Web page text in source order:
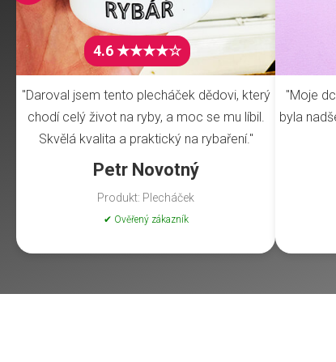
4.6 ★★★★☆
"Daroval jsem tento plecháček dědovi, který
chodí celý život na ryby, a moc se mu líbil.
Skvělá kvalita a praktický na rybaření."
Petr Novotný
Produkt: Plecháček
✔ Ověřený zákazník
"Moje
byla